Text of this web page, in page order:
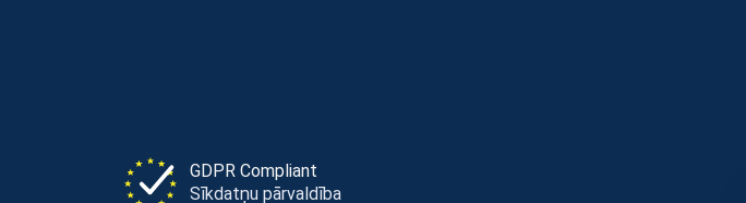
GDPR Compliant
Sīkdatņu pārvaldība